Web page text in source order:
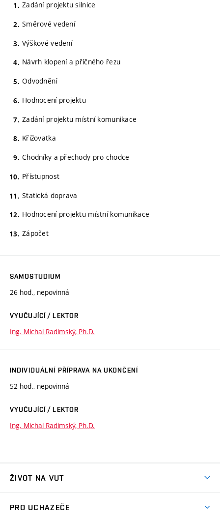
Zadání projektu silnice
Směrové vedení
Výškové vedení
Návrh klopení a příčného řezu
Odvodnění
Hodnocení projektu
Zadání projektu místní komunikace
Křižovatka
Chodníky a přechody pro chodce
Přístupnost
Statická doprava
Hodnocení projektu místní komunikace
Zápočet
SAMOSTUDIUM
26 hod., nepovinná
VYUČUJÍCÍ / LEKTOR
Ing. Michal Radimský, Ph.D.
INDIVIDUÁLNÍ PŘÍPRAVA NA UKONČENÍ
52 hod., nepovinná
VYUČUJÍCÍ / LEKTOR
Ing. Michal Radimský, Ph.D.
ŽIVOT NA VUT
PRO UCHAZEČE